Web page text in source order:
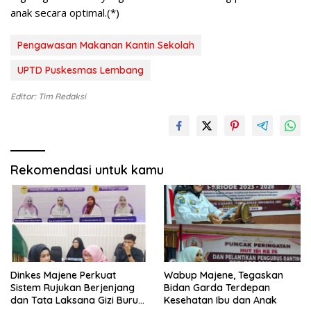
anak secara optimal.(*)
Pengawasan Makanan Kantin Sekolah
UPTD Puskesmas Lembang
Editor: Tim Redaksi
Rekomendasi untuk kamu
Dinkes Majene Perkuat
Sistem Rujukan Berjenjang
dan Tata Laksana Gizi Buruk
Wabup Majene, Tegaskan
Bidan Garda Terdepan
Kesehatan Ibu dan Anak